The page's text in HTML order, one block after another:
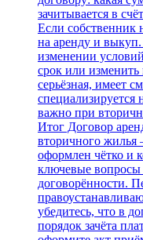
зачитывается в
Если собственник
на аренду и
изменении
срок или
серьёзная, имеет
важно при
Итог Договор
вторичного жилья
оформлен чётко и
ключевые вопросы
договорённости.
убедитесь, что в
порядок зачёта